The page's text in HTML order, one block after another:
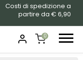
Costi di spedizione a
partire da € 6,90
0